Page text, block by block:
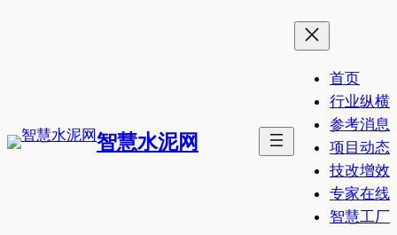
智慧水泥网
首页
行业纵横
参考消息
项目动态
技改增效
专家在线
智慧工厂